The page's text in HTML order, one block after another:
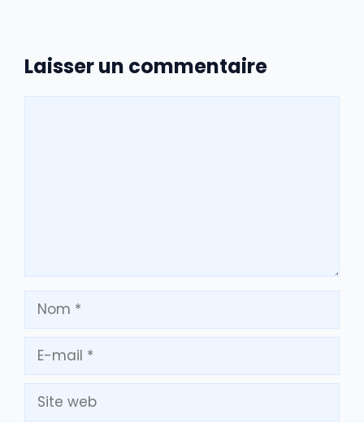
Laisser un commentaire
Nom
mail
Site
web